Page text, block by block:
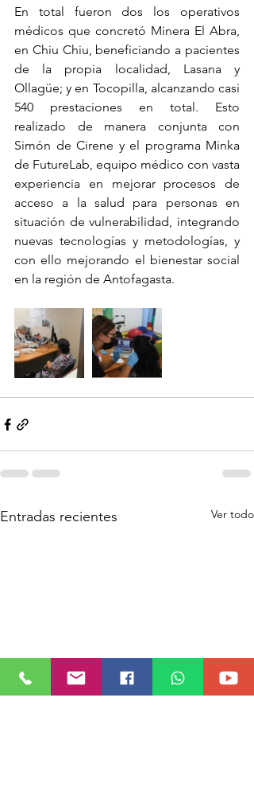
En total fueron dos los operativos
médicos que concretó Minera El Abra,
en Chiu Chiu, beneficiando a pacientes
de la propia localidad, Lasana y
Ollagüe; y en Tocopilla, alcanzando casi
540 prestaciones en total. Esto
realizado de manera conjunta con
Simón de Cirene y el programa Minka
de FutureLab, equipo médico con vasta
experiencia en mejorar procesos de
acceso a la salud para personas en
situación de vulnerabilidad, integrando
nuevas tecnologías y metodologías, y
con ello mejorando el bienestar social
en la región de Antofagasta.
Entradas recientes Ver todo